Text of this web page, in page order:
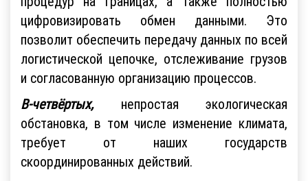
цифровизировать обмен данными. Это
позволит обеспечить передачу данных по всей
логистической цепочке, отслеживание грузов
и согласованную организацию процессов.
В-четвёртых,непростая экологическая
обстановка, в том числе изменение климата,
требует от наших государств
скоординированных действий.